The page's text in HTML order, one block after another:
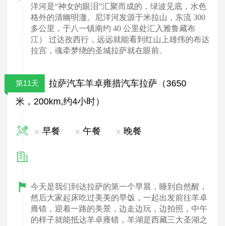
洋河是“神女的眼泪”汇聚而成的，绿波见底，水色
格外的清幽明澈。尼洋河发源于米拉山，东流 300
多公里，于八一镇南约 40 公里处汇入雅鲁藏布
江） 过达孜西行，远远就能看到红山上雄伟的布达
拉宫，魂牵梦绕的圣城拉萨就在眼前。
第11天
拉萨汽车羊卓雍措汽车拉萨（3650
米，200km,约4小时）
早餐 午餐 晚餐
今天是我们到达拉萨的第一个早晨，睡到自然醒，
然后大家起床吃过美美的早饭，一起出发前往羊卓
雍错，迎着一路的美景，边走边玩，边拍照，中午
的样子就能抵达羊卓雍错，羊湖是西藏三大圣湖之